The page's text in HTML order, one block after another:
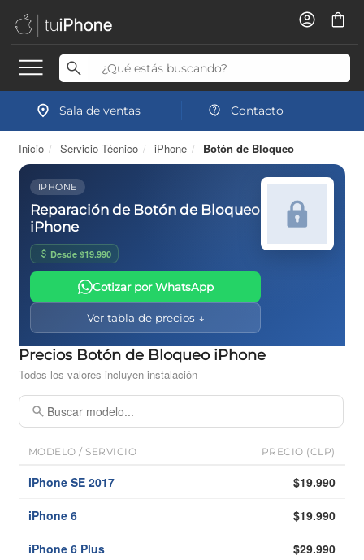
Sala de ventas Contacto
Inicio / Servicio Técnico / iPhone / Botón de Bloqueo
IPHONE
Reparación de Botón de Bloqueo
iPhone
Desde $19.990
Cotizar por WhatsApp
Ver tabla de precios ↓
Precios Botón de Bloqueo iPhone
Todos los valores incluyen instalación
MODELO / SERVICIO PRECIO (CLP)
iPhone SE 2017 $19.990
iPhone 6 $19.990
iPhone 6 Plus $29.990